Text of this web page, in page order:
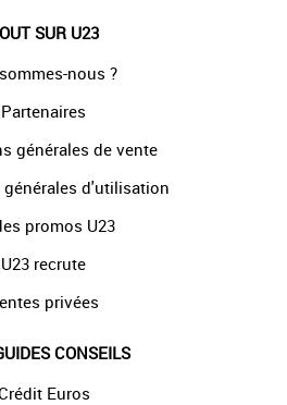
SUR U23
nous ?
Partenaires
générales de vente
d'utilisation
promos U23
U23 recrute
privées
CONSEILS
Euros